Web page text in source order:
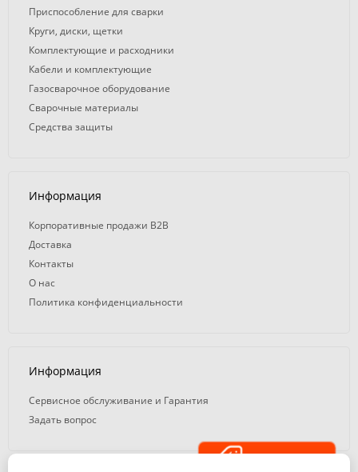
Приспособление для сварки
Круги, диски, щетки
Комплектующие и расходники
Кабели и комплектующие
Газосварочное оборудование
Сварочные материалы
Средства защиты
Информация
Корпоративные продажи B2B
Доставка
Контакты
О нас
Политика конфиденциальности
Информация
Сервисное обслуживание и Гарантия
Задать вопрос